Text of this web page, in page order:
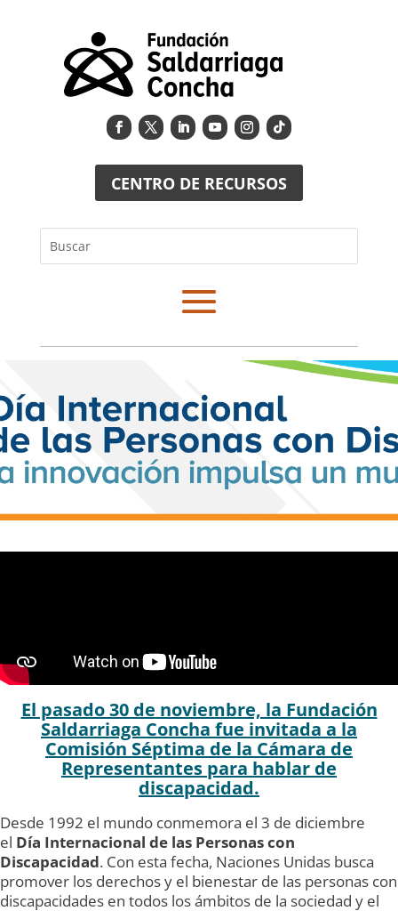
CENTRO DE RECURSOS
Buscar
El pasado 30 de noviembre, la Fundación
Saldarriaga Concha fue invitada a la
Comisión Séptima de la Cámara de
Representantes para hablar de
discapacidad.
Desde 1992 el mundo conmemora el 3 de diciembre
el Día Internacional de las Personas con
Discapacidad. Con esta fecha, Naciones Unidas busca
promover los derechos y el bienestar de las personas con
discapacidades en todos los ámbitos de la sociedad y el